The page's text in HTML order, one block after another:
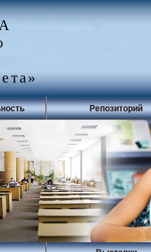
Репозиторий